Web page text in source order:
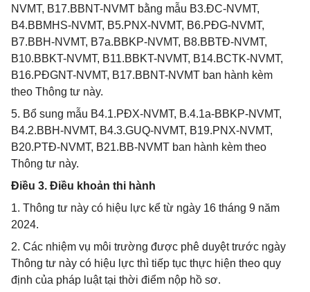
NVMT, B17.BBNT-NVMT bằng mẫu B3.ĐC-NVMT,
B4.BBMHS-NVMT, B5.PNX-NVMT, B6.PĐG-NVMT,
B7.BBH-NVMT, B7a.BBKP-NVMT, B8.BBTĐ-NVMT,
B10.BBKT-NVMT, B11.BBKT-NVMT, B14.BCTK-NVMT,
B16.PĐGNT-NVMT, B17.BBNT-NVMT ban hành kèm
theo Thông tư này.
5. Bổ sung mẫu B4.1.PĐX-NVMT, B.4.1a-BBKP-NVMT,
B4.2.BBH-NVMT, B4.3.GUQ-NVMT, B19.PNX-NVMT,
B20.PTĐ-NVMT, B21.BB-NVMT ban hành kèm theo
Thông tư này.
Điều 3. Điều khoản thi hành
1. Thông tư này có hiệu lực kể từ ngày 16 tháng 9 năm
2024.
2. Các nhiệm vụ môi trường được phê duyệt trước ngày
Thông tư này có hiệu lực thì tiếp tục thực hiện theo quy
định của pháp luật tại thời điểm nộp hồ sơ.